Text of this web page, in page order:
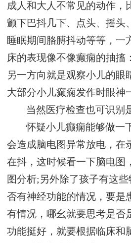
成人和大人不常见的动作，
颤下巴抖几下、点头、摇头
睡眠期间胳膊抖动等等，一
床的表现像不像癫痫的抽搐
另一方向就是观察小儿的眼
大部分小儿癫痫发作时眼神
当然医疗检查也可识别
怀疑小儿癫痫能够做一
会造成脑电图异常放电，在
在抖，这时候看一下脑电图
图分析;另外除了孩子有这
否有神经功能的情况，要是
有情况，哪幺就要思考是否
功能挺好，就要根据临床和